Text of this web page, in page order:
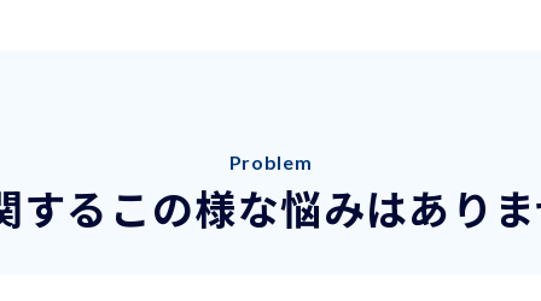
Problem
するこの様な悩みはあり